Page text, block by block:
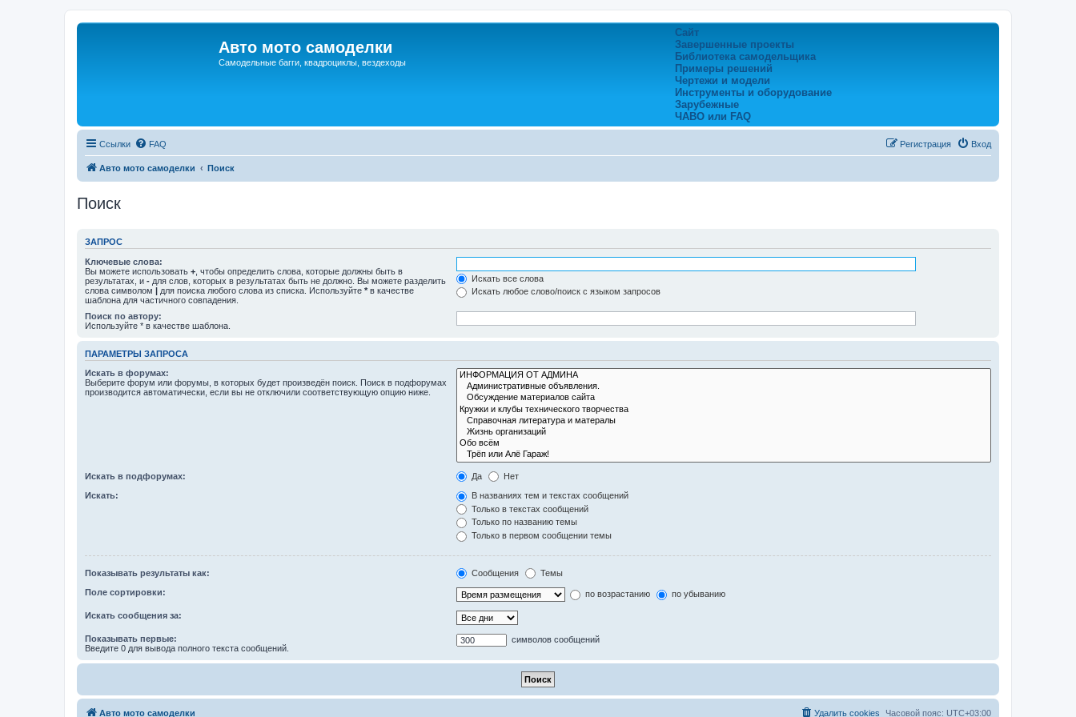
Авто мото самоделки
Самодельные багги, квадроциклы, вездеходы
Сайт
Завершенные проекты
Библиотека самодельщика
Примеры решений
Чертежи и модели
Инструменты и оборудование
Зарубежные
ЧАВО или FAQ
Ссылки FAQ Вход
Регистрация
Авто мото самоделки Поиск
Поиск
ЗАПРОС
Ключевые слова:
Вы можете использовать + , чтобы определить слова, которые должны быть в
результатах, и - для слов, которых в результатах быть не должно. Вы можете разделить
слова символом | для поиска любого слова из списка. Используйте * в качестве
шаблона для частичного совпадения.
Искать все слова
Искать любое слово/поиск с языком запросов
Поиск по автору:
Используйте * в качестве шаблона.
ПАРАМЕТРЫ ЗАПРОСА
Искать в форумах:
Выберите форум или форумы, в которых будет произведён поиск. Поиск в подфорумах
производится автоматически, если вы не отключили соответствующую опцию ниже.
Искать в подфорумах: Да Нет
Искать:
В названиях тем и текстах сообщений
Только в текстах сообщений
Только по названию темы
Только в первом сообщении темы
Показывать результаты как: Сообщения Темы
Поле сортировки: по возрастанию по убыванию
Искать сообщения за:
Показывать первые:
Введите 0 для вывода полного текста сообщений.
символов сообщений
Авто мото самоделки Часовой пояс: UTC+03:00
Удалить cookies